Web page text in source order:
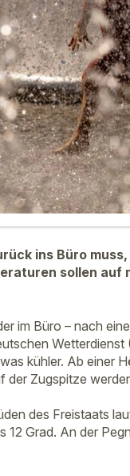
ins Büro
sollen auf
im Büro – nach
kühler. Ab einer
Zugspitze
des Freistaats
12 Grad. An der